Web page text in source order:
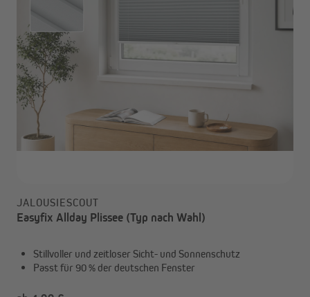
JALOUSIESCOUT
Easyfix Allday Plissee (Typ nach Wahl)
Stillvoller und zeitloser Sicht- und Sonnenschutz
Passt für 90 % der deutschen Fenster